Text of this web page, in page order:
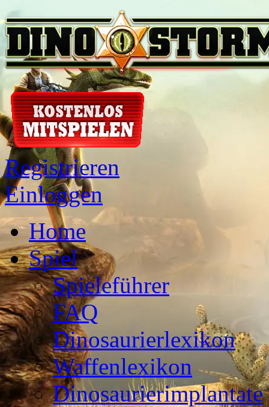
Registrieren
Einloggen
Home
Spiel
Spieleführer
FAQ
Dinosaurierlexikon
Waffenlexikon
Dinosaurierimplantate